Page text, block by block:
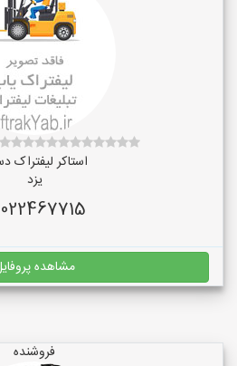
استاکر لیفتراک
یزد
مشاهده
فروشنده